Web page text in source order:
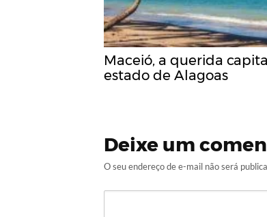
Maceió, a querida
estado de Alagoas
Deixe um
O seu endereço de e-mail não será